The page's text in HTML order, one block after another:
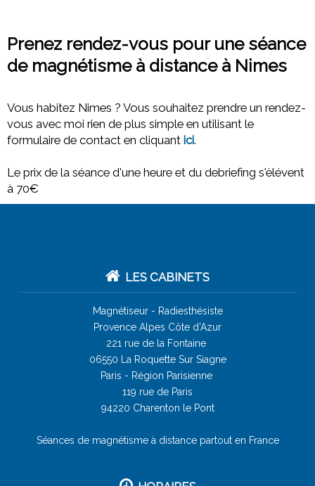
Prenez rendez-vous pour une séance
de magnétisme à distance à Nimes
Vous habitez Nimes ? Vous souhaitez prendre un rendez-
vous avec moi rien de plus simple en utilisant le
formulaire de contact en cliquant ici.
Le prix de la séance d'une heure et du debriefing s'èlévent
à 70€
LES CABINETS
Magnétiseur - Radiesthésiste
Provence Alpes Côte d'Azur
221 rue de la Fontaine
06550 La Roquette Sur Siagne
Paris - Région Parisienne
119 rue de Paris
94220 Charenton le Pont
Séances de magnétisme à distance partout en France